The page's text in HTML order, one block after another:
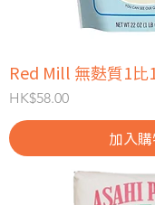
Red Mill 無麩質1
價格
HK$58.00
加入